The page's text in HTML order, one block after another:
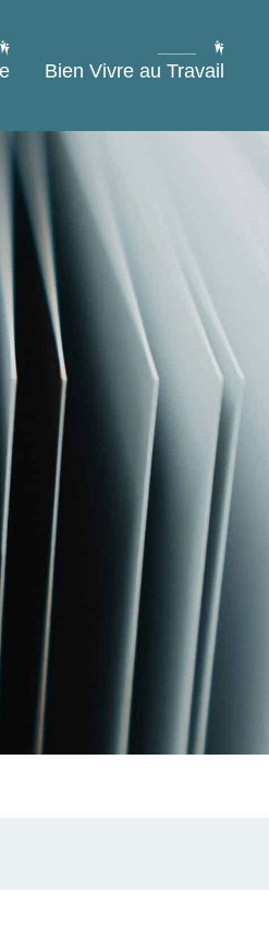
Bien Vivre au Travail